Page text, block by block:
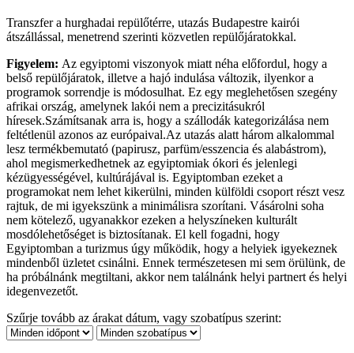
Transzfer a hurghadai repülőtérre, utazás Budapestre kairói
átszállással, menetrend szerinti közvetlen repülőjáratokkal.
Figyelem: Az egyiptomi viszonyok miatt néha előfordul, hogy a
belső repülőjáratok, illetve a hajó indulása változik, ilyenkor a
programok sorrendje is módosulhat. Ez egy meglehetősen szegény
afrikai ország, amelynek lakói nem a precizitásukról
híresek.Számítsanak arra is, hogy a szállodák kategorizálása nem
feltétlenül azonos az európaival.Az utazás alatt három alkalommal
lesz termékbemutató (papirusz, parfüm/esszencia és alabástrom),
ahol megismerkedhetnek az egyiptomiak ókori és jelenlegi
kézügyességével, kultúrájával is. Egyiptomban ezeket a
programokat nem lehet kikerülni, minden külföldi csoport részt vesz
rajtuk, de mi igyekszünk a minimálisra szorítani. Vásárolni soha
nem kötelező, ugyanakkor ezeken a helyszíneken kulturált
mosdólehetőséget is biztosítanak. El kell fogadni, hogy
Egyiptomban a turizmus úgy működik, hogy a helyiek igyekeznek
mindenből üzletet csinálni. Ennek természetesen mi sem örülünk, de
ha próbálnánk megtiltani, akkor nem találnánk helyi partnert és helyi
idegenvezetőt.
Szűrje tovább az árakat dátum, vagy szobatípus szerint: